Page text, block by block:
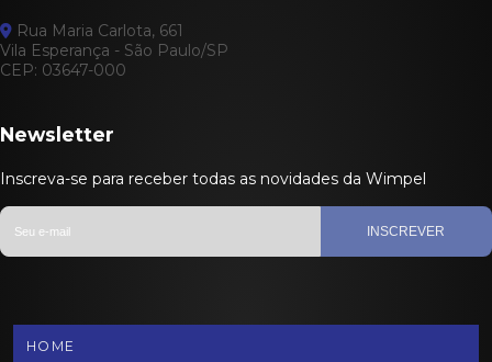
Rua Maria Carlota, 661
Vila Esperança - São Paulo/SP
CEP: 03647-000
Newsletter
Inscreva-se para receber todas as novidades da Wimpel
INSCREVER
HOME